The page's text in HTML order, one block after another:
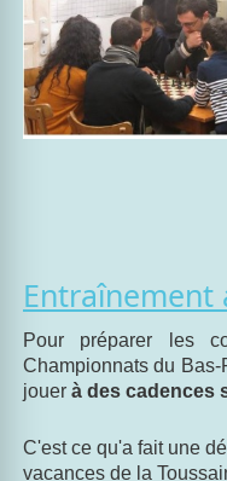
Entraînement
Pour préparer les
Championnats du
jouer à des cadences
C'est ce qu'a fait une
vacances de la